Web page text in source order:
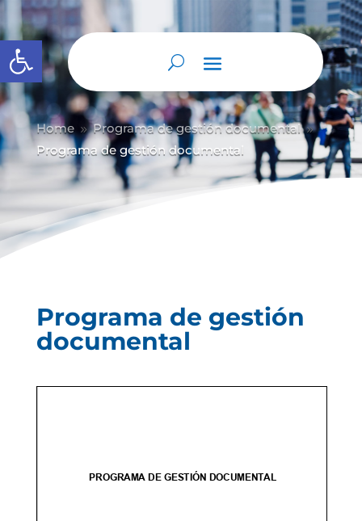
Abrir barra de herramientas
Home 9 Programa de gestión documental 9
Programa de gestión documental
Programa de gestión
documental